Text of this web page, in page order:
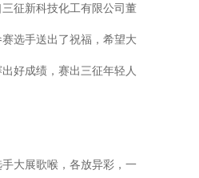
新科技化工有限公司董
选手送出了祝福，希望大
好成绩，赛出三征年轻人
展歌喉，各放异彩，一